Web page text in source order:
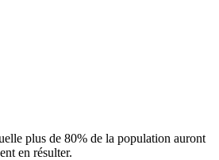
plus de 80% de la population auront
en résulter.